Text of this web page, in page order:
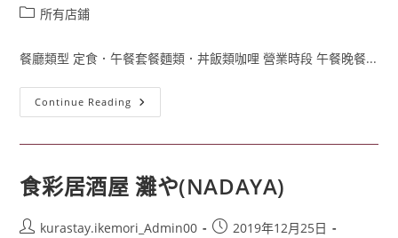
所有店鋪
餐廳類型 定食．午餐套餐麵類．丼飯類咖哩 營業時段 午餐晚餐...
Continue Reading
食彩居酒屋 灘や(NADAYA)
kurastay.ikemori_Admin00
2019年12月25日